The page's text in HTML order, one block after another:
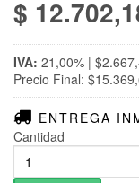
$
IVA: 21,00% |
Precio Final:
ENTREGA
Cantidad